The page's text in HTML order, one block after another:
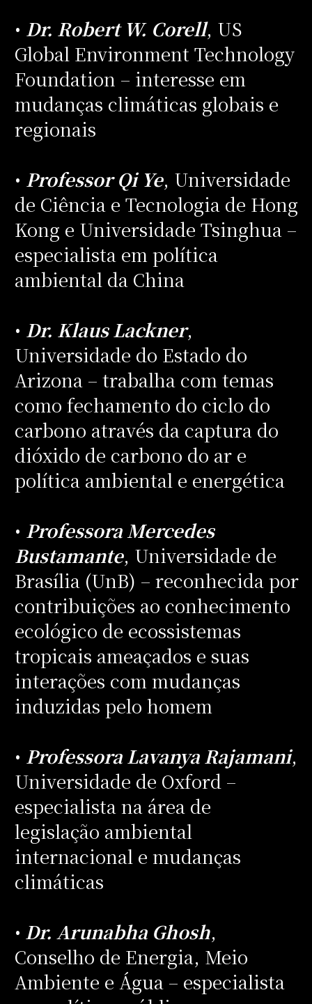
• Dr. Robert W. Corell, US
Global Environment Technology
Foundation – interesse em
mudanças climáticas globais e
regionais
• Professor Qi Ye, Universidade
de Ciência e Tecnologia de Hong
Kong e Universidade Tsinghua –
especialista em política
ambiental da China
• Dr. Klaus Lackner,
Universidade do Estado do
Arizona – trabalha com temas
como fechamento do ciclo do
carbono através da captura do
dióxido de carbono do ar e
política ambiental e energética
• Professora Mercedes
Bustamante, Universidade de
Brasília (UnB) – reconhecida por
contribuições ao conhecimento
ecológico de ecossistemas
tropicais ameaçados e suas
interações com mudanças
induzidas pelo homem
• Professora Lavanya Rajamani,
Universidade de Oxford –
especialista na área de
legislação ambiental
internacional e mudanças
climáticas
• Dr. Arunabha Ghosh,
Conselho de Energia, Meio
Ambiente e Água – especialista